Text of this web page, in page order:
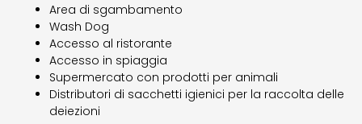
Area di sgambamento
Wash Dog
Accesso al ristorante
Accesso in spiaggia
Supermercato con prodotti per animali
Distributori di sacchetti igienici per la raccolta delle
deiezioni